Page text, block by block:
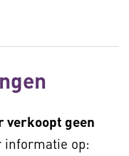
verkoopt geen
informatie op: